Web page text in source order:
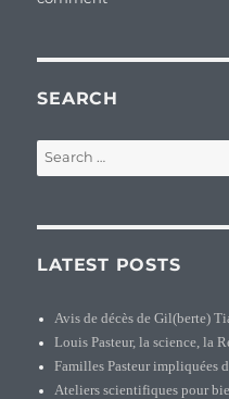
décès
de
Monsieur
GALLOIS
SEARCH
Search
for:
LATEST POSTS
Avis de décès de Gil(berte)
Louis Pasteur, la science, la
Familles Pasteur impliquées
Ateliers scientifiques pour